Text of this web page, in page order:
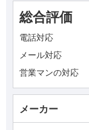
総合評価
電話対応
メール対応
営業マンの対応
メーカー